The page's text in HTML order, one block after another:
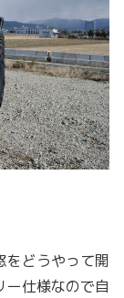
をどうやって開
ー仕様なので自